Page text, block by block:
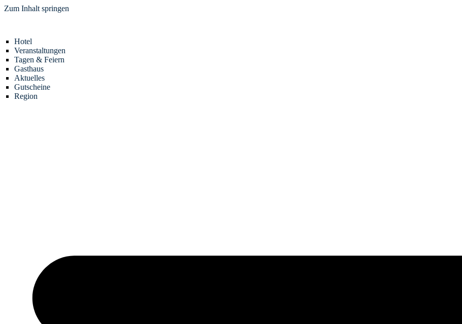
Zum Inhalt springen
Hotel
Veranstaltungen
Tagen & Feiern
Gasthaus
Aktuelles
Gutscheine
Region